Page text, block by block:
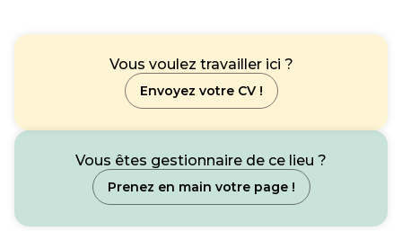
Vous voulez travailler ici ?
Envoyez votre CV !
Vous êtes gestionnaire de ce lieu ?
Prenez en main votre page !